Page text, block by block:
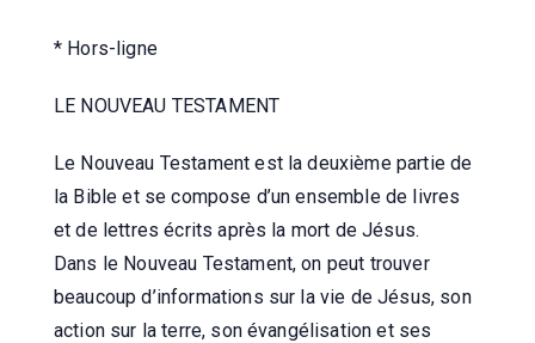
* Hors-ligne
LE NOUVEAU TESTAMENT
Le Nouveau Testament est la deuxième partie de
la Bible et se compose d’un ensemble de livres
et de lettres écrits après la mort de Jésus.
Dans le Nouveau Testament, on peut trouver
beaucoup d’informations sur la vie de Jésus, son
action sur la terre, son évangélisation et ses